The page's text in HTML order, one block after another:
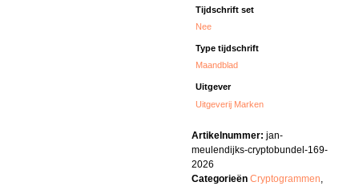
Tijdschrift set
Nee
Type tijdschrift
Maandblad
Uitgever
Uitgeverij Marken
Artikelnummer: jan-
meulendijks-cryptobundel-169-
2026
Categorieën Cryptogrammen,